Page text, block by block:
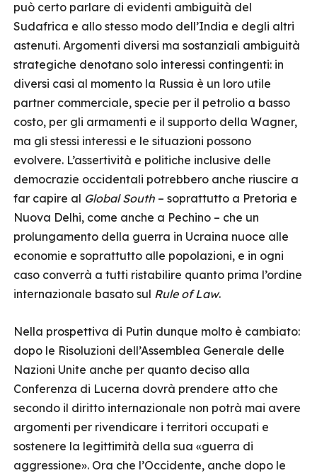
può certo parlare di evidenti ambiguità del
Sudafrica e allo stesso modo dell’India e degli altri
astenuti. Argomenti diversi ma sostanziali ambiguità
strategiche denotano solo interessi contingenti: in
diversi casi al momento la Russia è un loro utile
partner commerciale, specie per il petrolio a basso
costo, per gli armamenti e il supporto della Wagner,
ma gli stessi interessi e le situazioni possono
evolvere. L’assertività e politiche inclusive delle
democrazie occidentali potrebbero anche riuscire a
far capire al Global South – soprattutto a Pretoria e
Nuova Delhi, come anche a Pechino – che un
prolungamento della guerra in Ucraina nuoce alle
economie e soprattutto alle popolazioni, e in ogni
caso converrà a tutti ristabilire quanto prima l’ordine
internazionale basato sul Rule of Law.
Nella prospettiva di Putin dunque molto è cambiato:
dopo le Risoluzioni dell’Assemblea Generale delle
Nazioni Unite anche per quanto deciso alla
Conferenza di Lucerna dovrà prendere atto che
secondo il diritto internazionale non potrà mai avere
argomenti per rivendicare i territori occupati e
sostenere la legittimità della sua «guerra di
aggressione». Ora che l’Occidente, anche dopo le